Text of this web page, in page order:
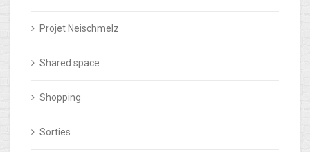
Projet Neischmelz
Shared space
Shopping
Sorties